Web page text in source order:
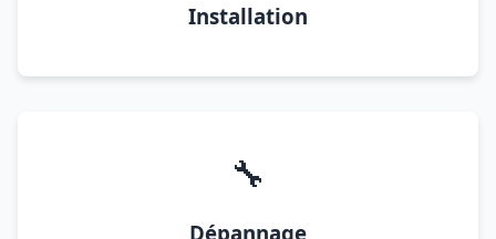
Installation
🔧
Dépannage